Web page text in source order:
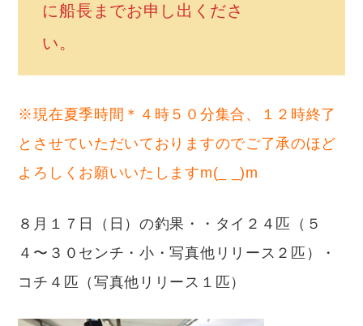
に船長までお申し出くださ
い。
※現在夏季時間＊４時５０分集合、１２時終了
とさせていただいておりますのでご了承のほど
よろしくお願いいたしますm(_ _)m
８月１７日（日）の釣果・・タイ２４匹（５
４〜３０センチ・小・写真他リリース２匹）・
コチ４匹（写真他リリース１匹）